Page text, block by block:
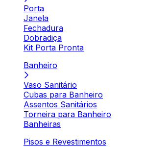
Porta
Janela
Fechadura
Dobradiça
Kit Porta Pronta
Banheiro
Vaso Sanitário
Cubas para Banheiro
Assentos Sanitários
Torneira para Banheiro
Banheiras
Pisos e Revestimentos